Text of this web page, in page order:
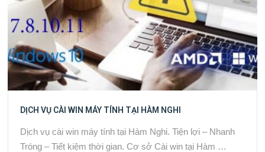
DỊCH VỤ CÀI WIN MÁY TÍNH TẠI HÀM NGHI
Dịch vụ cài win máy tính tại Hàm Nghi. Tiện lợi – Nhanh
Tróng – Tiết kiệm thời gian. Cơ sở Cài win tại Hàm …